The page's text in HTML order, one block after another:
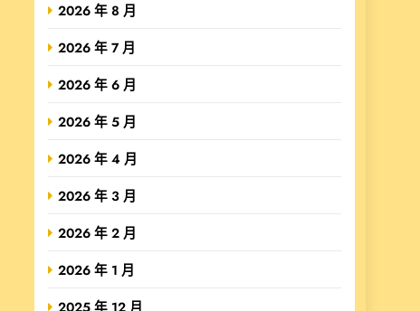
2026 年 8 月
2026 年 7 月
2026 年 6 月
2026 年 5 月
2026 年 4 月
2026 年 3 月
2026 年 2 月
2026 年 1 月
2025 年 12 月